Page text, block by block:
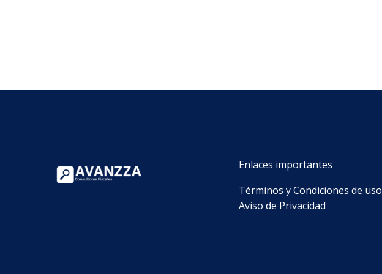
Enlaces importantes
Términos y Condiciones de uso
Aviso de Privacidad